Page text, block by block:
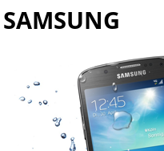
SAMSUNG